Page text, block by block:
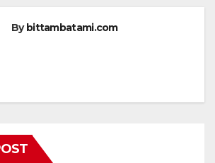
By bittambatami.com